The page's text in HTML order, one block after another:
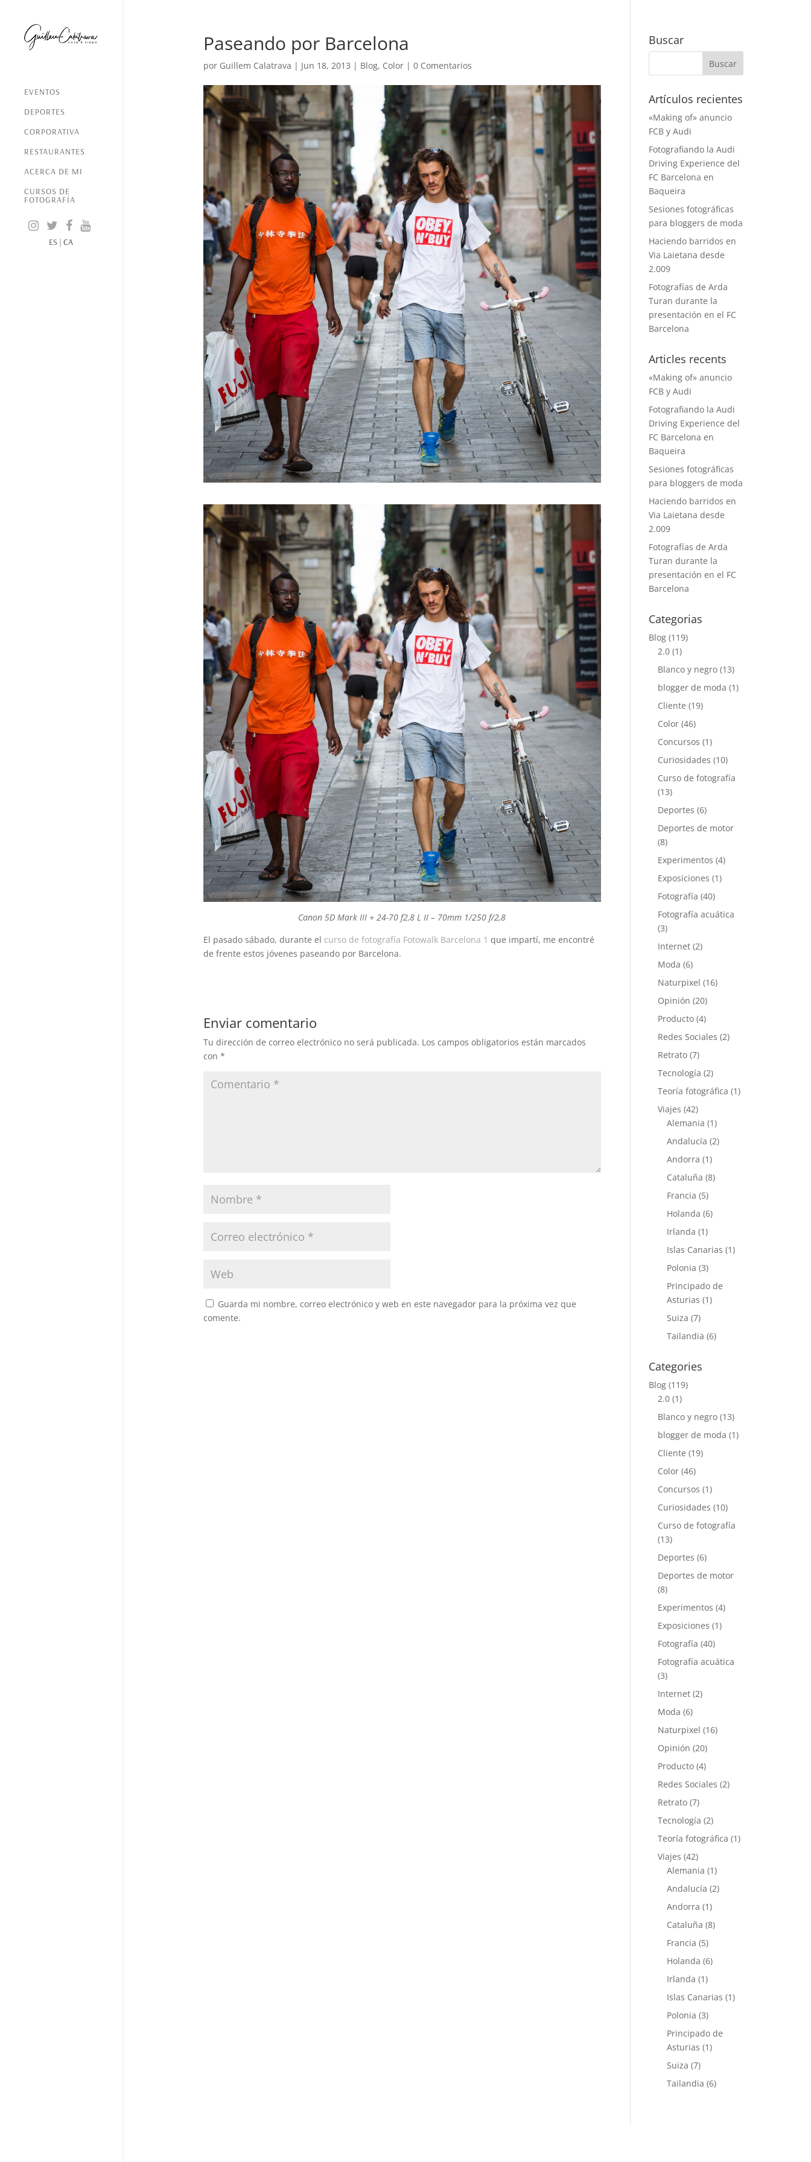
EVENTOS
DEPORTES
CORPORATIVA
RESTAURANTES
ACERCA DE MI
CURSOS DE
FOTOGRAFÍA
ES| CA
Paseando por Barcelona
por Guillem Calatrava | Jun 18, 2013 | Blog, Color| 0 Comentarios
Canon 5D Mark III + 24-70 f2,8 L II – 70mm 1/250 f/2,8
El pasado sábado, durante el curso de fotografía Fotowalk Barcelona 1 que impartí, me encontré
de frente estos jóvenes paseando por Barcelona.
Enviar comentario
Tu dirección de correo electrónico no será publicada. Los campos obligatorios están marcados
con *
Guarda mi nombre, correo electrónico y web en este navegador para la próxima vez que
comente.
Buscar
Artículos recientes
«Making of» anuncio
FCB y Audi
Fotografiando la Audi
Driving Experience del
FC Barcelona en
Baqueira
Sesiones fotográficas
para bloggers de moda
Haciendo barridos en
Via Laietana desde
2.009
Fotografías de Arda
Turan durante la
presentación en el FC
Barcelona
Articles recents
«Making of» anuncio
FCB y Audi
Fotografiando la Audi
Driving Experience del
FC Barcelona en
Baqueira
Sesiones fotográficas
para bloggers de moda
Haciendo barridos en
Via Laietana desde
2.009
Fotografías de Arda
Turan durante la
presentación en el FC
Barcelona
Categorias
Blog (119)
2.0 (1)
Blanco y negro (13)
blogger de moda (1)
Cliente (19)
Color (46)
Concursos (1)
Curiosidades (10)
Curso de fotografía
(13)
Deportes (6)
Deportes de motor
(8)
Experimentos (4)
Exposiciones (1)
Fotografía (40)
Fotografía acuática
(3)
Internet (2)
Moda (6)
Naturpixel (16)
Opinión (20)
Producto (4)
Redes Sociales (2)
Retrato (7)
Tecnología (2)
Teoría fotográfica (1)
Viajes (42)
Alemania (1)
Andalucía (2)
Andorra (1)
Cataluña (8)
Francia (5)
Holanda (6)
Irlanda (1)
Islas Canarias (1)
Polonia (3)
Principado de
Asturias (1)
Suiza (7)
Tailandia (6)
Categories
Blog (119)
2.0 (1)
Blanco y negro (13)
blogger de moda (1)
Cliente (19)
Color (46)
Concursos (1)
Curiosidades (10)
Curso de fotografía
(13)
Deportes (6)
Deportes de motor
(8)
Experimentos (4)
Exposiciones (1)
Fotografía (40)
Fotografía acuática
(3)
Internet (2)
Moda (6)
Naturpixel (16)
Opinión (20)
Producto (4)
Redes Sociales (2)
Retrato (7)
Tecnología (2)
Teoría fotográfica (1)
Viajes (42)
Alemania (1)
Andalucía (2)
Andorra (1)
Cataluña (8)
Francia (5)
Holanda (6)
Irlanda (1)
Islas Canarias (1)
Polonia (3)
Principado de
Asturias (1)
Suiza (7)
Tailandia (6)